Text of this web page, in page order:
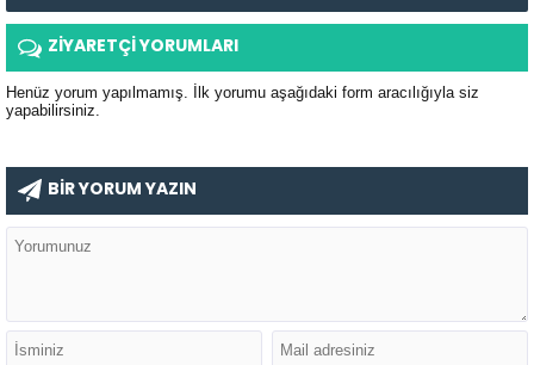
ZİYARETÇİ YORUMLARI
Henüz yorum yapılmamış. İlk yorumu aşağıdaki form aracılığıyla siz
yapabilirsiniz.
BİR YORUM YAZIN